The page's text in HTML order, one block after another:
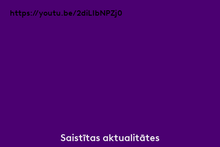
https://youtu.be/2diLIbNPZj0
Saistītas aktualitātes